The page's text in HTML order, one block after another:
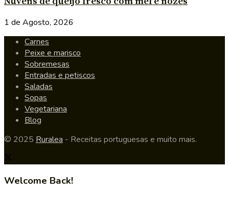
1 de Agosto, 2026
Carnes
Peixe e marisco
Sobremesas
Entradas e petiscos
Saladas
Sopas
Vegetariana
Blog
© 2025 Ruralea - Receitas portuguesas e muito mais.
Welcome Back!